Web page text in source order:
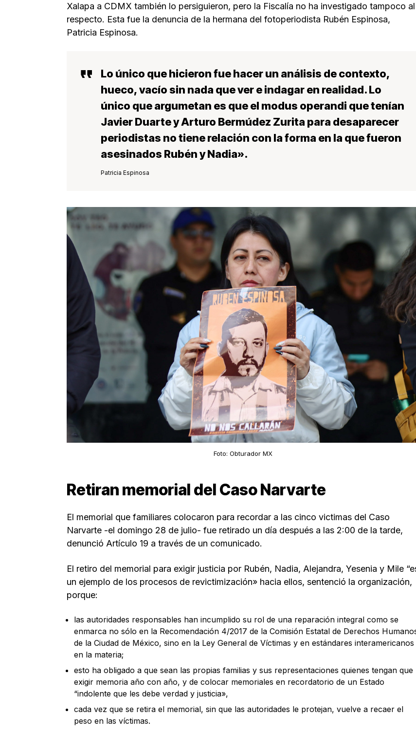
Xalapa a CDMX también lo persiguieron, pero la Fiscalía no ha investigado tampoco al
respecto. Esta fue la denuncia de la hermana del fotoperiodista Rubén Espinosa,
Patricia Espinosa.
Lo único que hicieron fue hacer un análisis de contexto,
hueco, vacío sin nada que ver e indagar en realidad. Lo
único que argumetan es que el modus operandi que tenían
Javier Duarte y Arturo Bermúdez Zurita para desaparecer
periodistas no tiene relación con la forma en la que fueron
asesinados Rubén y Nadia».
Patricia Espinosa
Foto: Obturador MX
Retiran memorial del Caso Narvarte
El memorial que familiares colocaron para recordar a las cinco victimas del Caso
Narvarte -el domingo 28 de julio- fue retirado un día después a las 2:00 de la tarde,
denunció Artículo 19 a través de un comunicado.
El retiro del memorial para exigir justicia por Rubén, Nadia, Alejandra, Yesenia y Mile
un ejemplo de los procesos de revictimización» hacia ellos, sentenció la organización,
porque:
las autoridades responsables han incumplido su rol de una reparación integral como se
enmarca no sólo en la Recomendación 4/2017 de la Comisión Estatal de Derechos
de la Ciudad de México, sino en la Ley General de Víctimas y en estándares interamericanos
en la materia;
esto ha obligado a que sean las propias familias y sus representaciones quienes tengan que
exigir memoria año con año, y de colocar memoriales en recordatorio de un Estado
“indolente que les debe verdad y justicia»,
cada vez que se retira el memorial, sin que las autoridades le protejan, vuelve a recaer el
peso en las víctimas.